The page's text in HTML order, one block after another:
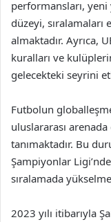
performansları,
düzeyi, sıralamaları
almaktadır. Ayrıca,
kuralları ve
gelecekteki seyrini
Futbolun
uluslararası
tanımaktadır. Bu
Şampiyonlar
sıralamada
2023 yılı itibarıyla